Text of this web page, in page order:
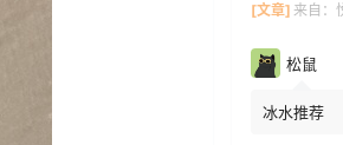
[文章] 来自：
松鼠
冰水推荐